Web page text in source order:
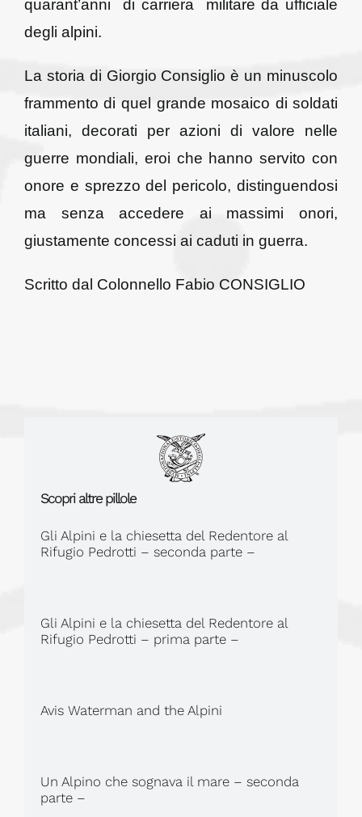
quarant’anni di carriera militare da ufficiale
degli alpini.
La storia di Giorgio Consiglio è un minuscolo
frammento di quel grande mosaico di soldati
italiani, decorati per azioni di valore nelle
guerre mondiali, eroi che hanno servito con
onore e sprezzo del pericolo, distinguendosi
ma senza accedere ai massimi onori,
giustamente concessi ai caduti in guerra.
Scritto dal Colonnello Fabio CONSIGLIO
Scopri altre pillole
Gli Alpini e la chiesetta del Redentore al
Rifugio Pedrotti – seconda parte –
Gli Alpini e la chiesetta del Redentore al
Rifugio Pedrotti – prima parte –
Avis Waterman and the Alpini
Un Alpino che sognava il mare – seconda
parte –